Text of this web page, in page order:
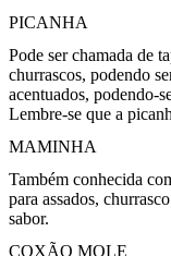
PICANHA
Pode ser chamada de
churrascos, podendo
acentuados, podendo-
Lembre-se que a
MAMINHA
Também conhecida
para assados,
sabor.
COXÃO MOLE